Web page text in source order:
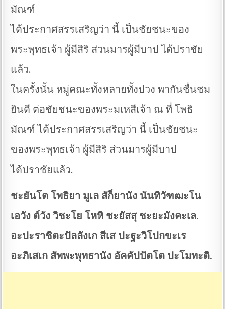
มัณฑ์
ได้ประกาศสรรเสริญว่า นี้ เป็นชัยชนะของ
พระพุทธเจ้า ผู้มีสิริ ส่วนมารผู้มีบาป ได้ปราชัย
แล้ว.
ในครั้งนั้น หมู่คณะทั้งหลายทั้งปวง พากันชื่นชม
ยินดี ต่อชัยชนะของพระมเหสีเจ้า ณ ที่ โพธิ
มัณฑ์ ได้ประกาศสรรเสริญว่า นี้ เป็นชัยชนะ
ของพระพุทธเจ้า ผู้มีสิริ ส่วนมารผู้มีบาป
ได้ปราชัยแล้ว.
ชะยันโต โพธิยา มูเล สัก็ยานัง นันทิวัฑฒะโน
เอวัง ต์วัง วิชะโย โหหิ ชะยัสสุ ชะยะมังคะเล.
อะปะราชิตะปัลลังเก สีเส ปะฐะวิโปกขะเร
อะภิเสเก สัพพะพุทธานัง อัคคัปปัตโต ปะโมทะติ.